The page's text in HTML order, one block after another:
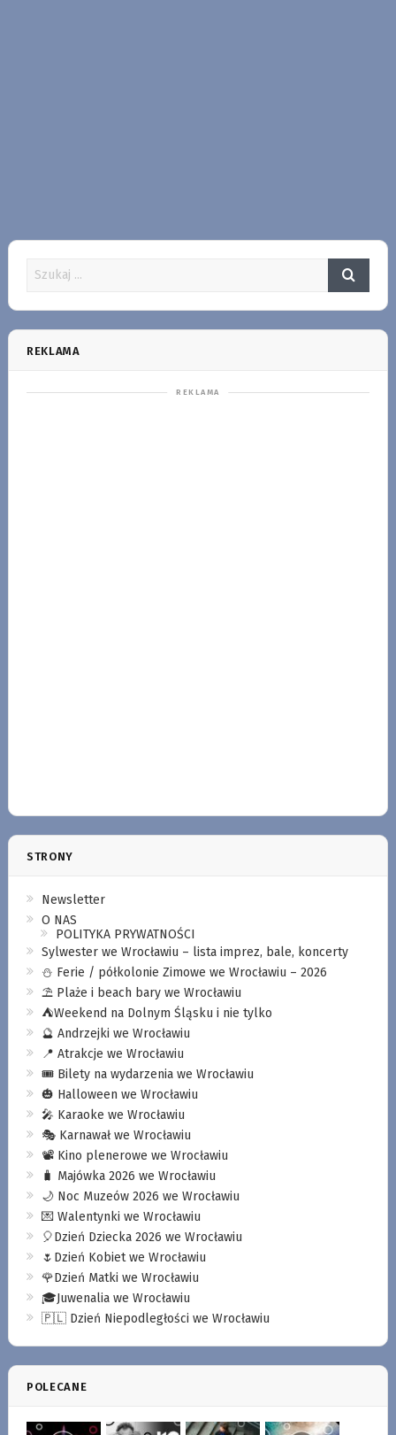
REKLAMA
STRONY
Newsletter
O NAS
POLITYKA PRYWATNOŚCI
Sylwester we Wrocławiu – lista imprez, bale, koncerty
⛄️ Ferie / półkolonie Zimowe we Wrocławiu – 2026
⛱️ Plaże i beach bary we Wrocławiu
⛺️Weekend na Dolnym Śląsku i nie tylko
🔮 Andrzejki we Wrocławiu
📍 Atrakcje we Wrocławiu
🎟️ Bilety na wydarzenia we Wrocławiu
🎃 Halloween we Wrocławiu
🎤 Karaoke we Wrocławiu
🎭 Karnawał we Wrocławiu
📽️ Kino plenerowe we Wrocławiu
🧳 Majówka 2026 we Wrocławiu
🌙 Noc Muzeów 2026 we Wrocławiu
💌 Walentynki we Wrocławiu
🎈Dzień Dziecka 2026 we Wrocławiu
🌷Dzień Kobiet we Wrocławiu
🌹Dzień Matki we Wrocławiu
🎓Juwenalia we Wrocławiu
🇵🇱 Dzień Niepodległości we Wrocławiu
POLECANE